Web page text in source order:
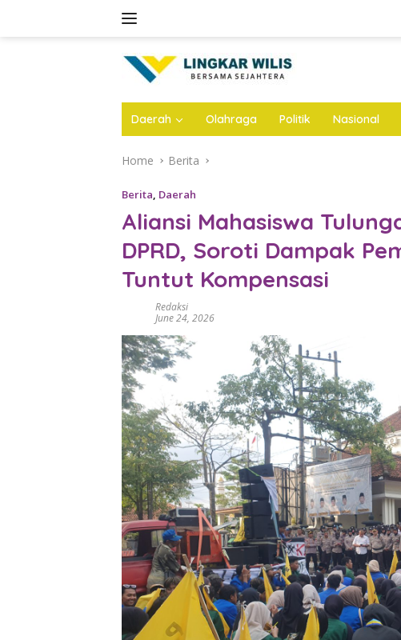
Daerah Olahraga Politik Nasional
Home Berita
Berita, Daerah
Aliansi Mahasiswa
DPRD, Soroti Dampak
Tuntut Kompensasi
Redaksi
June 24, 2026